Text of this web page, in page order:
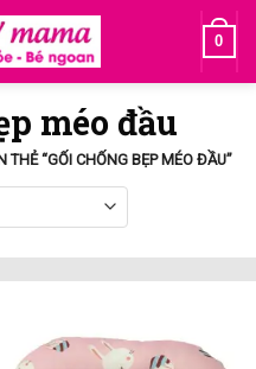
0
méo đầu
THẺ “GỐI CHỐNG BẸP MÉO ĐẦU”